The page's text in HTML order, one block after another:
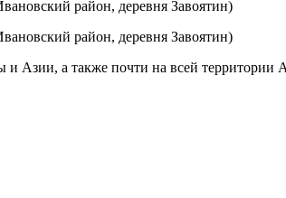
Азии, а также почти на всей территории